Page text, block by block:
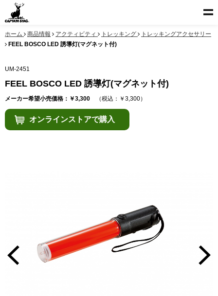
ホーム 商品情報 アクティビティ トレッキング
トレッキングアクセサリー
FEEL BOSCO LED 誘導灯(マグネット付)
UM-2451
FEEL BOSCO LED 誘導灯(マグネット付)
メーカー希望小売価格：￥3,300 （税込：￥3,300）
オンラインストアで購入